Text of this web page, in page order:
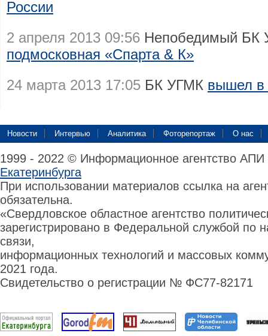
России
2 апреля 2013 09:56 Непобедимый БК
подмосковная «Спарта & К»
24 марта 2013 17:05 БК УГМК вышел в
Новости Интервью Аналитика Фоторепортаж О нас
1999 - 2022 © Информационное агентство
Екатеринбурга
При использовании материалов ссылка на
обязательна.
«Свердловское областное агентство
зарегистрировано в Федеральной службой по
связи,
информационных технологий и массовых
2021 года.
Свидетельство о регистрации № ФС77-82171